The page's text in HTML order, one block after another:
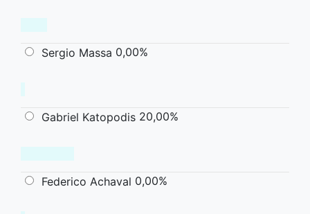
Sergio Massa 0,00%
Gabriel Katopodis 20,00%
Federico Achaval 0,00%